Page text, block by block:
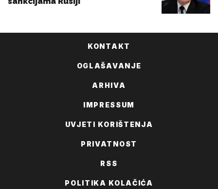
KONTAKT
OGLAŠAVANJE
ARHIVA
IMPRESSUM
UVJETI KORIŠTENJA
PRIVATNOST
RSS
POLITIKA KOLAČIĆA